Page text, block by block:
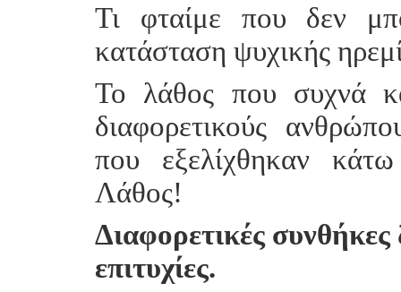
Τι φταίμε που δεν
κατάσταση ψυχικής
Το λάθος που συχνά
διαφορετικούς
που εξελίχθηκαν
Λάθος!
Διαφορετικές
επιτυχίες.